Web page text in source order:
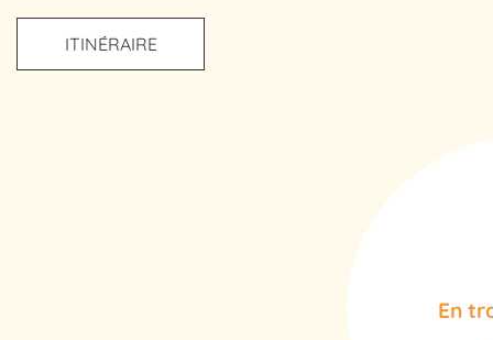
ITINÉRAIRE
En